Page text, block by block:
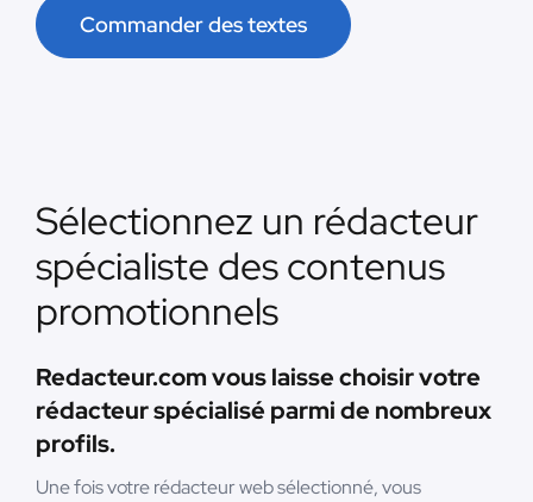
Commander des textes
Sélectionnez un rédacteur
spécialiste des contenus
promotionnels
Redacteur.com vous laisse choisir votre
rédacteur spécialisé parmi de nombreux
profils.
Une fois votre rédacteur web sélectionné, vous